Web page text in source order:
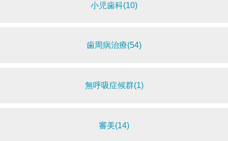
小児歯科(10)
歯周病治療(54)
無呼吸症候群(1)
審美(14)